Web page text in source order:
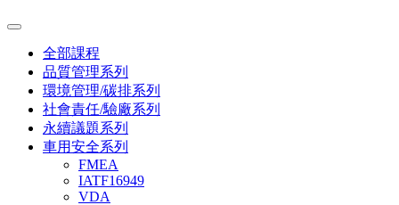
全部課程
品質管理系列
環境管理/碳排系列
社會責任/驗廠系列
永續議題系列
車用安全系列
FMEA
IATF16949
VDA